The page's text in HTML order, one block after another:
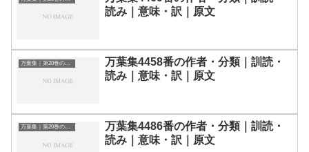
読み｜意味・訳｜原文
万葉集｜第20巻の和歌一覧
万葉集4458番の作者・分類｜訓読・
読み｜意味・訳｜原文
万葉集｜第20巻の和歌一覧
万葉集4486番の作者・分類｜訓読・
読み｜意味・訳｜原文